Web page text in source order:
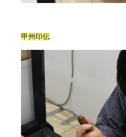
甲州印伝